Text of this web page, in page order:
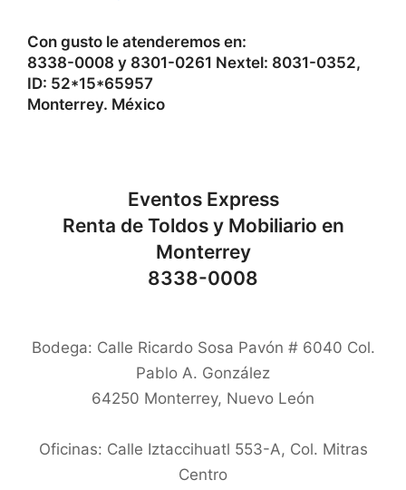
Con gusto le atenderemos en:
8338-0008 y 8301-0261 Nextel: 8031-0352,
ID: 52*15*65957
Monterrey. México
Eventos Express
Renta de Toldos y Mobiliario en
Monterrey
8338-0008
Bodega: Calle Ricardo Sosa Pavón # 6040 Col.
Pablo A. González
64250 Monterrey, Nuevo León
Oficinas: Calle Iztaccihuatl 553-A, Col. Mitras
Centro